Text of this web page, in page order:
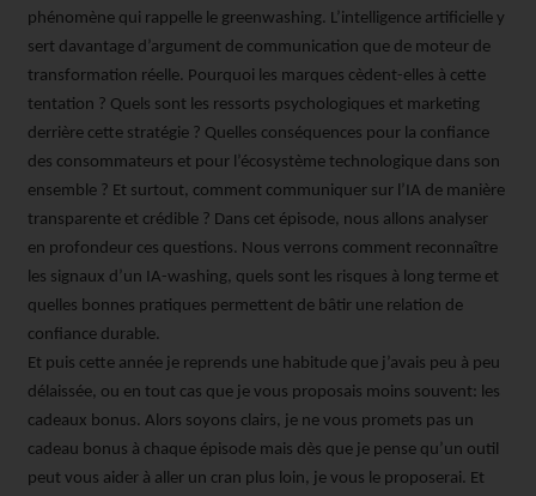
phénomène qui rappelle le greenwashing. L’intelligence artificielle y
sert davantage d’argument de communication que de moteur de
transformation réelle. Pourquoi les marques cèdent-elles à cette
tentation ? Quels sont les ressorts psychologiques et marketing
derrière cette stratégie ? Quelles conséquences pour la confiance
des consommateurs et pour l’écosystème technologique dans son
ensemble ? Et surtout, comment communiquer sur l’IA de manière
transparente et crédible ? Dans cet épisode, nous allons analyser
en profondeur ces questions. Nous verrons comment reconnaître
les signaux d’un IA-washing, quels sont les risques à long terme et
quelles bonnes pratiques permettent de bâtir une relation de
confiance durable.
Et puis cette année je reprends une habitude que j’avais peu à peu
délaissée, ou en tout cas que je vous proposais moins souvent: les
cadeaux bonus. Alors soyons clairs, je ne vous promets pas un
cadeau bonus à chaque épisode mais dès que je pense qu’un outil
peut vous aider à aller un cran plus loin, je vous le proposerai. Et